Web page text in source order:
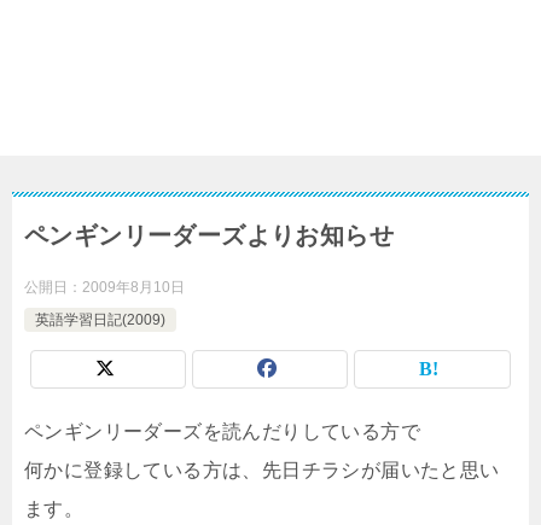
ペンギンリーダーズよりお知らせ
公開日： 2009年8月10日
英語学習日記(2009)
ペンギンリーダーズを読んだりしている方で
何かに登録している方は、先日チラシが届いたと思い
ます。